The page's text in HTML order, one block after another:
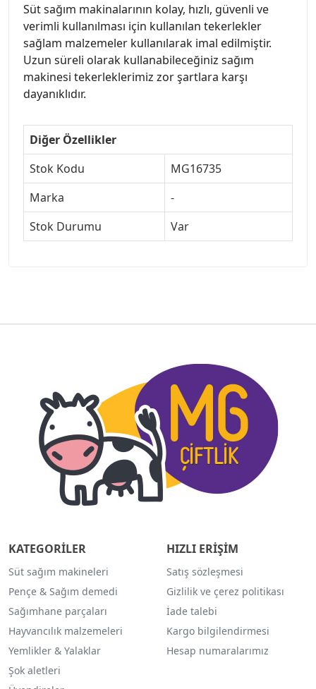
Süt sağım makinalarının kolay, hızlı, güvenli ve
verimli kullanılması için kullanılan tekerlekler
sağlam malzemeler kullanılarak imal edilmiştir.
Uzun süreli olarak kullanabileceğiniz sağım
makinesi tekerleklerimiz zor şartlara karşı
dayanıklıdır.
Diğer Özellikler
Stok Kodu
MG16735
Marka
-
Stok Durumu
Var
KATEGORİLER
Süt sağım makineleri
Pençe & Sağım demedi
Sağımhane parçaları
Hayvancılık malzemeleri
Yemlikler & Yalaklar
Şok aletleri
HIZLI ERİŞİM
Satış sözleşmesi
Gizlilik ve çerez politikası
İade talebi
Kargo bilgilendirmesi
Hesap numaralarımız